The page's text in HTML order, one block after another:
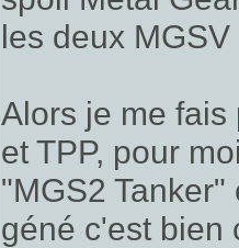
les deux
Alors je me fais
et TPP, pour
"MGS2
géné c'est bien